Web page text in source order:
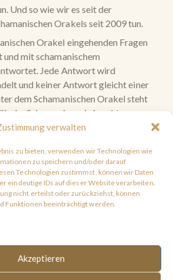
verwalten
zu bieten, verwenden wir Technologien wie
zu speichern und/oder darauf
Technologien zustimmst, können wir Daten
eindeutige IDs auf dieser Website verarbeiten.
nicht erteilst oder zurückziehst, können
Funktionen beeinträchtigt werden.
Akzeptieren
Und so wie wir es seit der
Orakels seit 2009 tun.
Orakel eingehenden Fragen
mit schamanischem
Jede Antwort wird
und keiner Antwort gleicht einer
dem Schamanischen Orakel steht
Schamanin und ein echter
Antworten oder
schamanisches Orakel und keine
und kein Computerspiel.
Orakel ist direkt, ehrlich und
auf sog. Cold-Readings und
vielleicht nicht so ausfallen wie
– wie das Orakel – immer